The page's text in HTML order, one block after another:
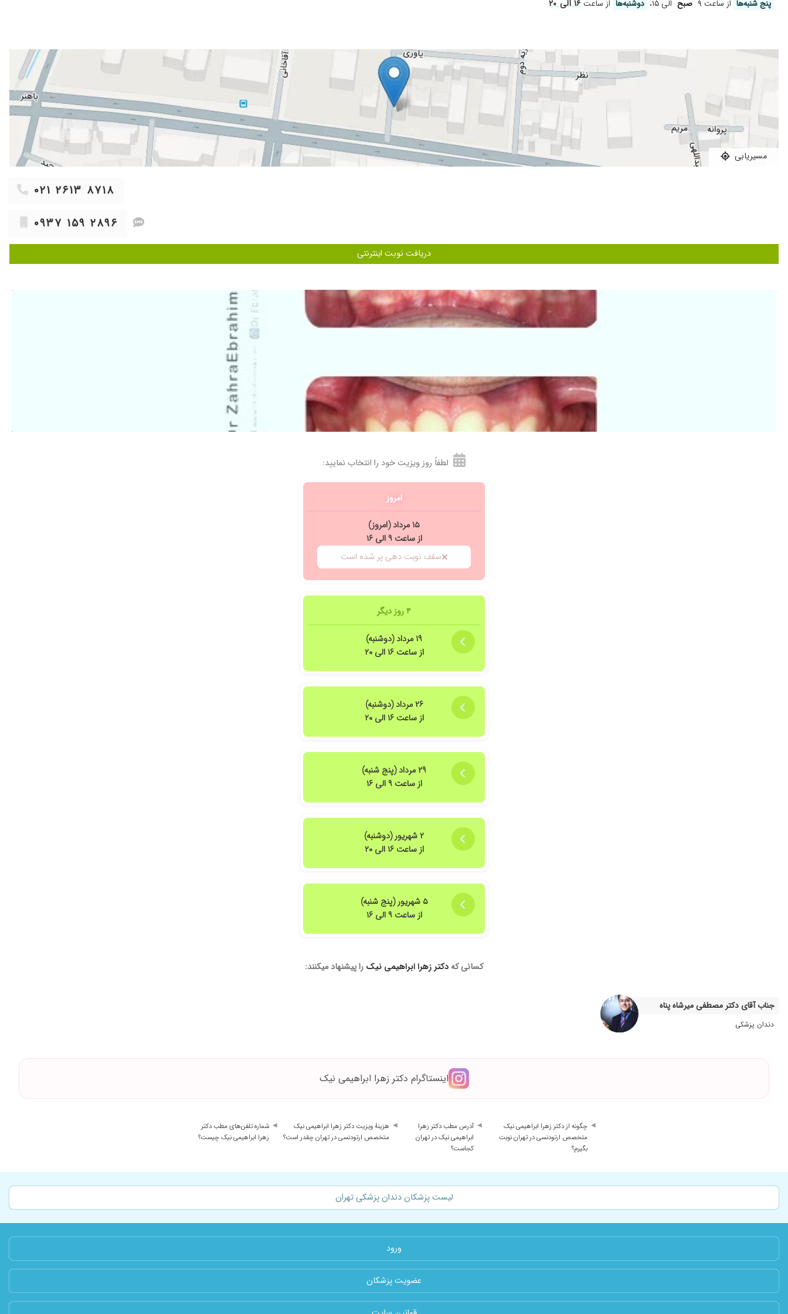
فقط معاینه شد پنج شنبه‌ها از ساعت ۹ صبح الی ۱۵، دوشنبه‌ها از ساعت۱۶ الی ۲۰
مسیریابی
۰۲۱ ۲۶۱۳ ۸۷۱۸
۰۹۳۷ ۱۵۹ ۲۸۹۶
دریافت نوبت اینترنتی
لطفاً روز ویزیت خود را انتخاب نمایید:
امروز
۱۵ مرداد (امروز)
از ساعت ۹ الی ۱۶
سقف نوبت دهی پر شده است
۴ روز دیگر
۱۹ مرداد (دوشنبه)
از ساعت ۱۶ الی ۲۰
۲۶ مرداد (دوشنبه)
از ساعت ۱۶ الی ۲۰
۲۹ مرداد (پنج شنبه)
از ساعت ۹ الی ۱۶
۲ شهریور (دوشنبه)
از ساعت ۱۶ الی ۲۰
۵ شهریور (پنج شنبه)
از ساعت ۹ الی ۱۶
کسانی که دکتر زهرا ابراهیمی نیک را پیشنهاد میکنند:
جناب آقای دکتر مصطفی میرشاه پناه
دندان پزشکی
اینستاگرام دکتر زهرا ابراهیمی نیک
چگونه از دکتر زهرا ابراهیمی نیک
متخصص ارتودنسی در تهران نوبت
بگیرم؟
آدرس مطب دکتر زهرا
ابراهیمی نیک در تهران
کجاست؟
هزینهٔ ویزیت دکتر زهرا ابراهیمی نیک
متخصص ارتودنسی در تهران چقدر است؟
شماره تلفن‌های مطب دکتر
زهرا ابراهیمی نیک چیست؟
لیست پزشکان دندان پزشکی تهران
ورود
عضویت پزشکان